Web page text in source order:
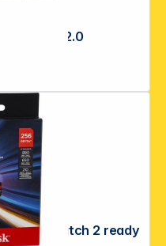
Intenso Alu Line silber 8GB USB Stick 2.0
SanDisk microSD EXPRESS 256GB Switch 2 ready